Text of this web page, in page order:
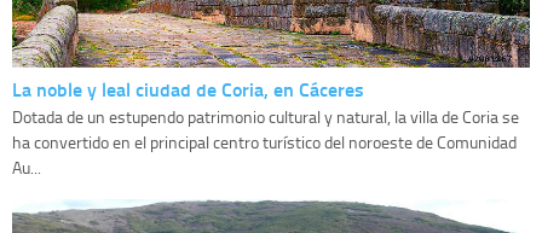
La noble y leal ciudad de Coria, en Cáceres
Dotada de un estupendo patrimonio cultural y natural, la villa de Coria se
ha convertido en el principal centro turístico del noroeste de Comunidad
Au...